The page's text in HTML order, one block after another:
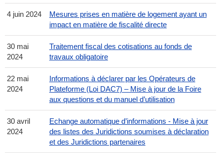
4 juin 2024
Mesures prises en matière de logement ayant un
impact en matière de fiscalité directe
30 mai
2024
Traitement fiscal des cotisations au fonds de
travaux obligatoire
22 mai
2024
Informations à déclarer par les Opérateurs de
Plateforme (Loi DAC7) – Mise à jour de la Foire
aux questions et du manuel d’utilisation
30 avril
2024
Echange automatique d’informations - Mise à jour
des listes des Juridictions soumises à déclaration
et des Juridictions partenaires